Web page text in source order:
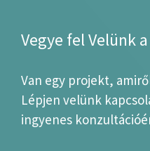
Vegye fel Velünk
Van egy projekt,
Lépjen velünk
ingyenes